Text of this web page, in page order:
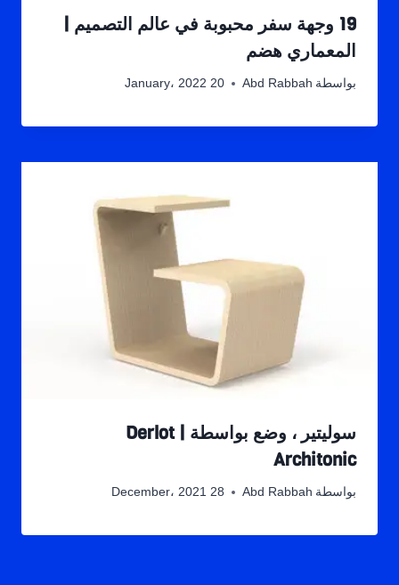
19 وجهة سفر محبوبة في عالم التصميم |
المعماري هضم
بواسطة Abd Rabbah 20 January، 2022
سوليتير ، وضع بواسطة Derlot |
Architonic
بواسطة Abd Rabbah 28 December، 2021